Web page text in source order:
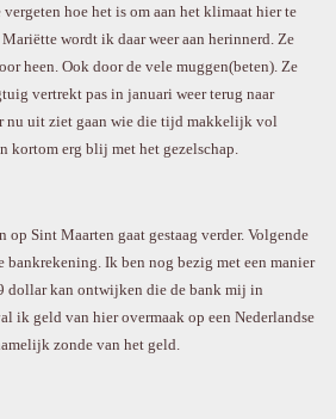
hoe het is om aan het klimaat hier te
wordt ik daar weer aan herinnerd. Ze
heen. Ook door de vele muggen(beten). Ze
vertrekt pas in januari weer terug naar
nu uit ziet gaan wie die tijd makkelijk vol
kortom erg blij met het gezelschap.
Sint Maarten gaat gestaag verder. Volgende
bankrekening. Ik ben nog bezig met een manier
dollar kan ontwijken die de bank mij in
ik geld van hier overmaak op een Nederlandse
zonde van het geld.